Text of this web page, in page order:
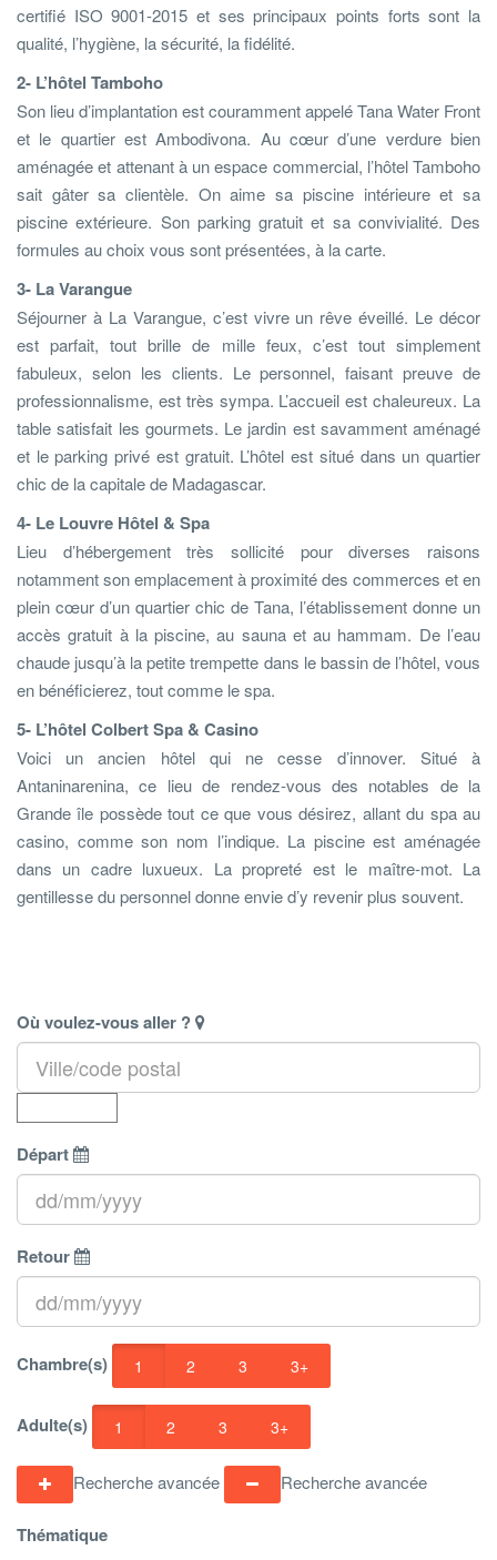
certifié ISO 9001-2015 et ses principaux points forts sont la
qualité, l’hygiène, la sécurité, la fidélité.
2- L’hôtel Tamboho
Son lieu d’implantation est couramment appelé Tana Water Front
et le quartier est Ambodivona. Au cœur d’une verdure bien
aménagée et attenant à un espace commercial, l’hôtel Tamboho
sait gâter sa clientèle. On aime sa piscine intérieure et sa
piscine extérieure. Son parking gratuit et sa convivialité. Des
formules au choix vous sont présentées, à la carte.
3- La Varangue
Séjourner à La Varangue, c’est vivre un rêve éveillé. Le décor
est parfait, tout brille de mille feux, c’est tout simplement
fabuleux, selon les clients. Le personnel, faisant preuve de
professionnalisme, est très sympa. L’accueil est chaleureux. La
table satisfait les gourmets. Le jardin est savamment aménagé
et le parking privé est gratuit. L’hôtel est situé dans un quartier
chic de la capitale de Madagascar.
4- Le Louvre Hôtel & Spa
Lieu d’hébergement très sollicité pour diverses raisons
notamment son emplacement à proximité des commerces et en
plein cœur d’un quartier chic de Tana, l’établissement donne un
accès gratuit à la piscine, au sauna et au hammam. De l’eau
chaude jusqu’à la petite trempette dans le bassin de l’hôtel, vous
en bénéficierez, tout comme le spa.
5- L’hôtel Colbert Spa & Casino
Voici un ancien hôtel qui ne cesse d’innover. Situé à
Antaninarenina, ce lieu de rendez-vous des notables de la
Grande île possède tout ce que vous désirez, allant du spa au
casino, comme son nom l’indique. La piscine est aménagée
dans un cadre luxueux. La propreté est le maître-mot. La
gentillesse du personnel donne envie d’y revenir plus souvent.
Où voulez-vous aller ?
Départ
Retour
Chambre(s) 1 2 3 3+
Adulte(s) 1 2 3 3+
Recherche avancée Recherche avancée
Thématique